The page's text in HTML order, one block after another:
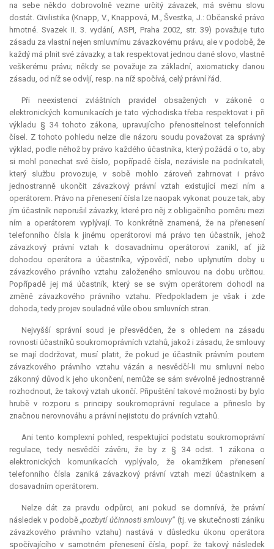
na sebe někdo dobrovolně vezme určitý závazek, má svému slovu
dostát. Civilistika (Knapp, V., Knappová, M., Švestka, J.: Občanské právo
hmotné. Svazek II. 3. vydání, ASPI, Praha 2002, str. 39) považuje tuto
zásadu za vlastní nejen smluvnímu závazkovému právu, ale v podobě, že
každý má plnit své závazky, a tak respektovat jednou dané slovo, vlastně
veškerému právu; někdy se považuje za základní, axiomaticky danou
zásadu, od níž se odvíjí, resp. na níž spočívá, celý právní řád.
Při neexistenci zvláštních pravidel obsažených v zákoně o
elektronických komunikacích je tato východiska třeba respektovat i při
výkladu § 34 tohoto zákona, upravujícího přenositelnost telefonních
čísel. Z tohoto pohledu nelze dle názoru soudu považovat za správný
výklad, podle něhož by právo každého účastníka, který požádá o to, aby
si mohl ponechat své číslo, popřípadě čísla, nezávisle na podnikateli,
který službu provozuje, v sobě mohlo zároveň zahrnovat i právo
jednostranně ukončit závazkový právní vztah existující mezi ním a
operátorem. Právo na přenesení čísla lze naopak vykonat pouze tak, aby
jím účastník neporušil závazky, které pro něj z obligačního poměru mezi
ním a operátorem vyplývají. To konkrétně znamená, že na přenesení
telefonního čísla k jinému operátorovi má právo ten účastník, jehož
závazkový právní vztah k dosavadnímu operátorovi zanikl, ať již
dohodou operátora a účastníka, výpovědí, nebo uplynutím doby u
závazkového právního vztahu založeného smlouvou na dobu určitou.
Popřípadě jej má účastník, který se se svým operátorem dohodl na
změně závazkového právního vztahu. Předpokladem je však i zde
dohoda, tedy projev souladné vůle obou smluvních stran.
Nejvyšší správní soud je přesvědčen, že s ohledem na zásadu
rovnosti účastníků soukromoprávních vztahů, jakož i zásadu, že smlouvy
se mají dodržovat, musí platit, že pokud je účastník právním poutem
závazkového právního vztahu vázán a nesvědčí-li mu smluvní nebo
zákonný důvod k jeho ukončení, nemůže se sám svévolně jednostranně
rozhodnout, že takový vztah ukončí. Připuštění takové možnosti by bylo
hrubě v rozporu s principy soukromoprávní regulace a přineslo by
značnou nerovnováhu a právní nejistotu do právních vztahů.
Ani tento komplexní pohled, respektující podstatu soukromoprávní
regulace, tedy nesvědčí závěru, že by z § 34 odst. 1 zákona o
elektronických komunikacích vyplývalo, že okamžikem přenesení
telefonního čísla zaniká závazkový právní vztah mezi účastníkem a
dosavadním operátorem.
Nelze dát za pravdu odpůrci, ani pokud se domnívá, že právní
následek v podobě„pozbytí účinnosti smlouvy“ (tj. ve skutečnosti zániku
závazkového právního vztahu) nastává v důsledku úkonu operátora
spočívajícího v samotném přenesení čísla, popř. že takový následek